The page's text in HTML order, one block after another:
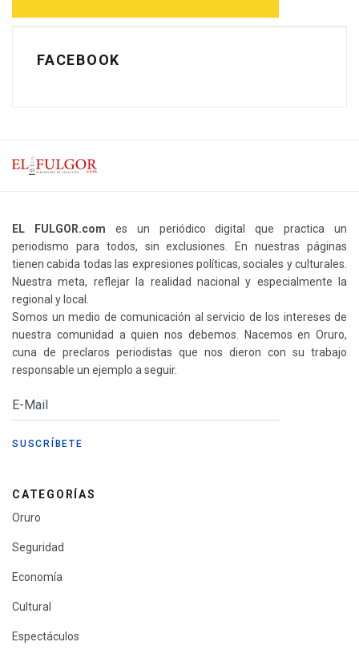
FACEBOOK
EL FULGOR.com es un periódico digital que practica un
periodismo para todos, sin exclusiones. En nuestras páginas
tienen cabida todas las expresiones políticas, sociales y culturales.
Nuestra meta, reflejar la realidad nacional y especialmente la
regional y local.
Somos un medio de comunicación al servicio de los intereses de
nuestra comunidad a quien nos debemos. Nacemos en Oruro,
cuna de preclaros periodistas que nos dieron con su trabajo
responsable un ejemplo a seguir.
CATEGORÍAS
Oruro
Seguridad
Economía
Cultural
Espectáculos